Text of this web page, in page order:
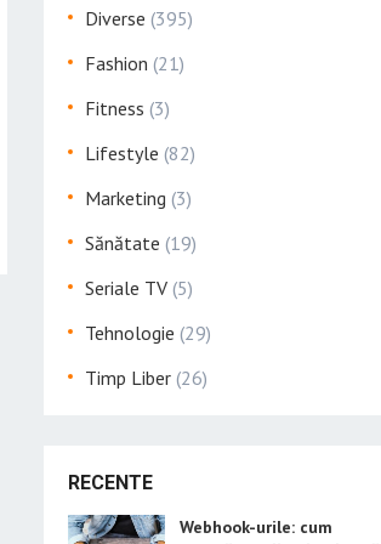
Diverse (395)
Fashion (21)
Fitness (3)
Lifestyle (82)
Marketing (3)
Sănătate (19)
Seriale TV (5)
Tehnologie (29)
Timp Liber (26)
RECENTE
Webhook-urile: cum